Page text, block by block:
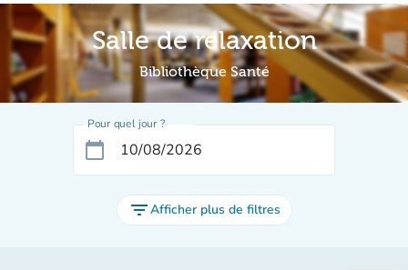
Salle de relaxation
Bibliothèque Santé
Pour quel jour ?
calendar_today
filter_listAfficher plus de filtres